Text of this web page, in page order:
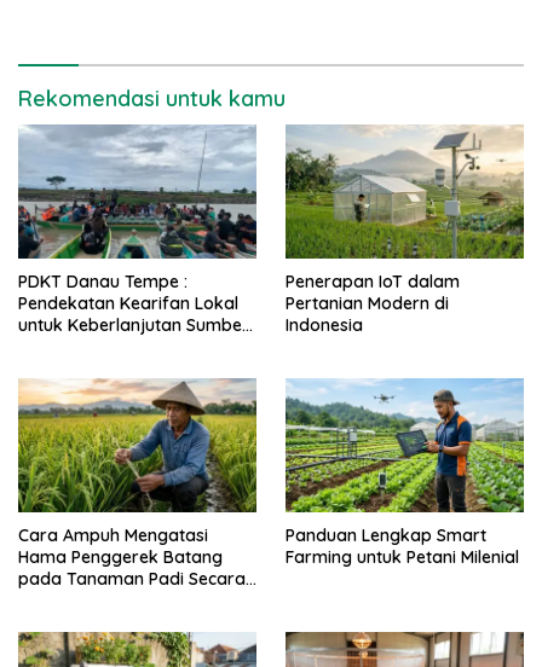
Rekomendasi untuk kamu
PDKT Danau Tempe :
Pendekatan Kearifan Lokal
untuk Keberlanjutan Sumber
Penerapan IoT dalam
Pertanian Modern di
Indonesia
Cara Ampuh Mengatasi
Hama Penggerek Batang
pada Tanaman Padi Secara
Panduan Lengkap Smart
Farming untuk Petani Milenial